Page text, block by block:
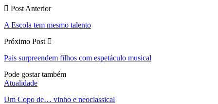
Post Anterior
A Escola tem mesmo talento
Próximo Post
Pais surpreendem filhos com espetáculo musical
Pode gostar também
Atualidade
Um Copo de… vinho e neoclassical